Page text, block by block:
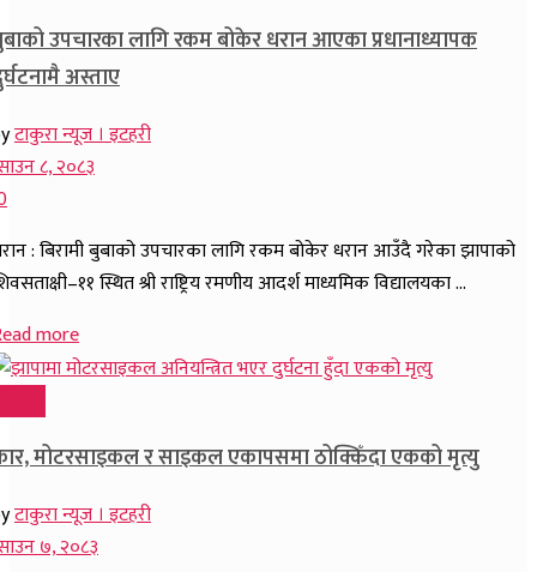
उपचारका लागि रकम बोकेर धरान आएका प्रधानाध्यापक
अस्ताए
टाकुरा न्यूज । इटहरी
८, २०८३
: बिरामी बुबाको उपचारका लागि रकम बोकेर धरान आउँदै गरेका झापाको
स्थित श्री राष्ट्रिय रमणीय आदर्श माध्यमिक विद्यालयका ...
more
मोटरसाइकल र साइकल एकापसमा ठोक्किँदा एकको मृत्यु
टाकुरा न्यूज । इटहरी
७, २०८३